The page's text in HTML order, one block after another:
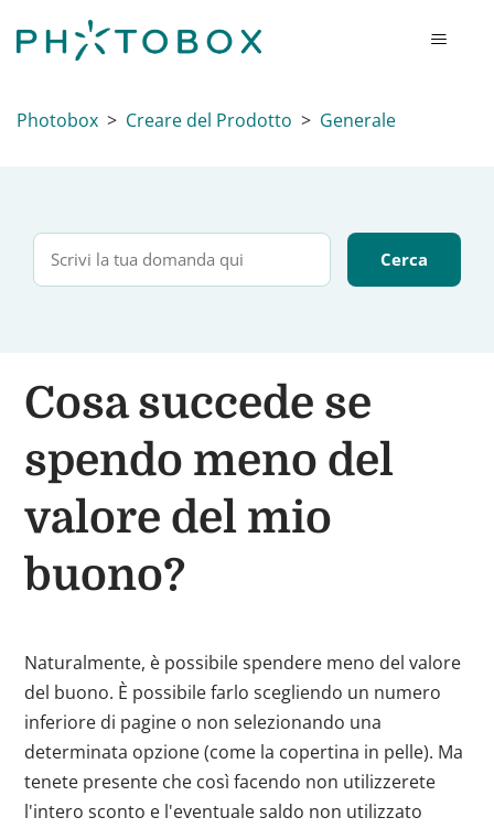
Photobox Creare del Prodotto Generale
Cosa succede se
spendo meno del
valore del mio
buono?
Naturalmente, è possibile spendere meno del valore
del buono. È possibile farlo scegliendo un numero
inferiore di pagine o non selezionando una
determinata opzione (come la copertina in pelle). Ma
tenete presente che così facendo non utilizzerete
l'intero sconto e l'eventuale saldo non utilizzato